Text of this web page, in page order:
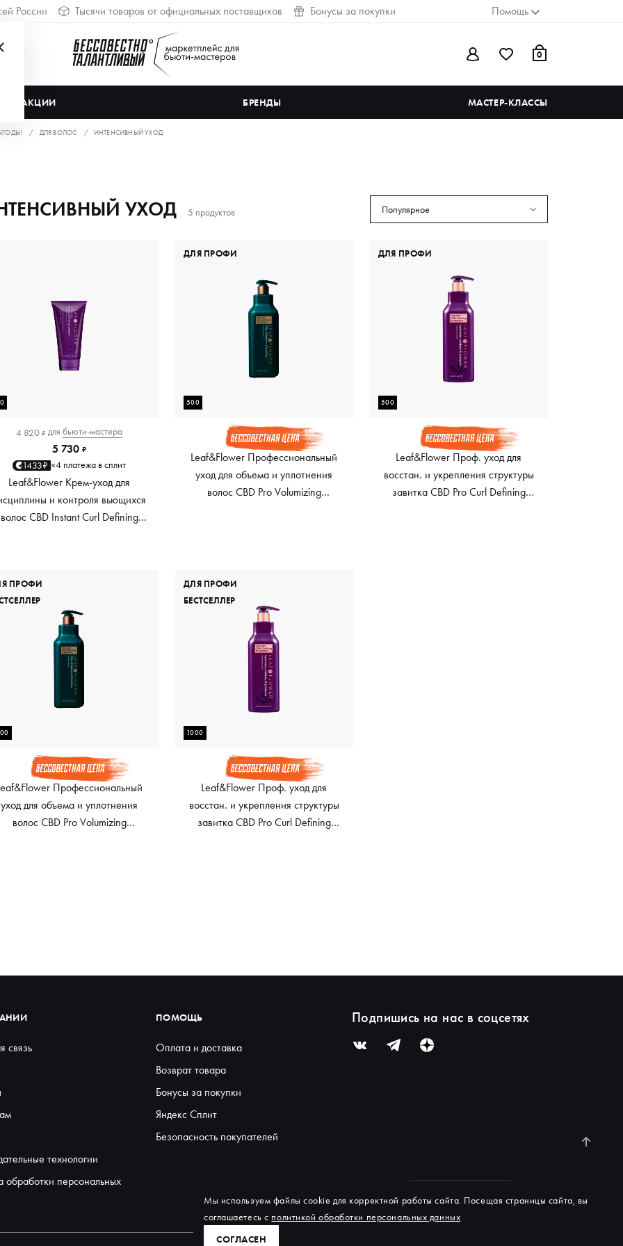
России Тысячи товаров от официальных поставщиков Бонусы за покупки Помощь
0
АКЦИИ БРЕНДЫ МАСТЕР-КЛАССЫ
ДЛЯ ВОЛОС ИНТЕНСИВНЫЙ УХОД
УХОД 5 продуктов Популярное
4 820 ₽ для бьюти-мастера
5 730 ₽
1433₽ ×4 платежа в сплит
Leaf&Flower Крем-уход для
и контроля вьющихся
волос CBD Instant Curl Defining
500
Leaf&Flower Профессиональный
уход для объема и уплотнения
волос CBD Pro Volumizing
ДЛЯ ПРОФИ
500
Leaf&Flower Проф. уход для
восстан. и укрепления структуры
завитка CBD Pro Curl Defining
ДЛЯ ПРОФИ
Профессиональный
уход для объема и уплотнения
волос CBD Pro Volumizing
ПРОФИ
1000
Leaf&Flower Проф. уход для
восстан. и укрепления структуры
завитка CBD Pro Curl Defining
ДЛЯ ПРОФИ
БЕСТСЕЛЛЕР
связь
технологии
обработки персональных
ПОМОЩЬ
Оплата и доставка
Возврат товара
Бонусы за покупки
Яндекс Сплит
Безопасность покупателей
Подпишись на нас в соцсетях
Мы используем файлы cookie для корректной работы сайта. Посещая страницы сайта, вы
соглашаетесь с политикой обработки персональных данных
СОГЛАСЕН